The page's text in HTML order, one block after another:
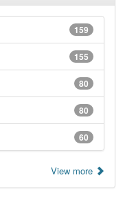
159
155
80
80
60
View more